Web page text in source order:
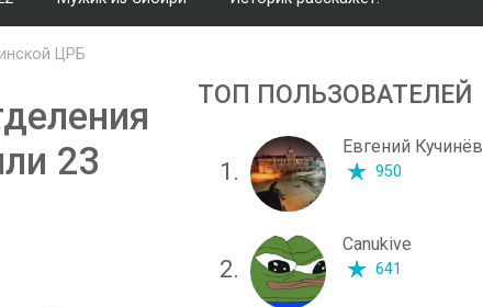
ЦРБ
23
ТОП ПОЛЬЗОВАТЕЛЕЙ
1.
Евгений Кучинёв
950
2.
Canukive
641